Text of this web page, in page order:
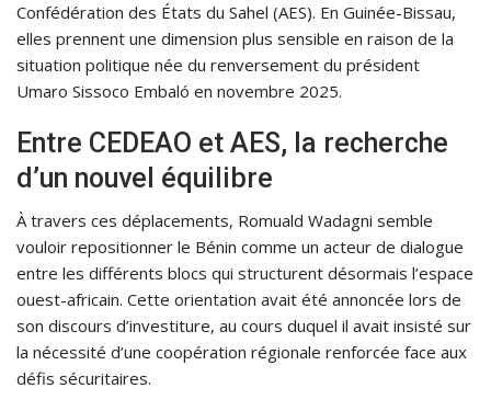
Confédération des États du Sahel (AES). En Guinée-Bissau,
elles prennent une dimension plus sensible en raison de la
situation politique née du renversement du président
Umaro Sissoco Embaló en novembre 2025.
Entre CEDEAO et AES, la recherche
d’un nouvel équilibre
À travers ces déplacements, Romuald Wadagni semble
vouloir repositionner le Bénin comme un acteur de dialogue
entre les différents blocs qui structurent désormais l’espace
ouest-africain. Cette orientation avait été annoncée lors de
son discours d’investiture, au cours duquel il avait insisté sur
la nécessité d’une coopération régionale renforcée face aux
défis sécuritaires.